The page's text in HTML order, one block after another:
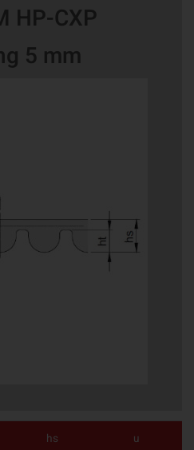
HP-CXP
5 mm
hs
u